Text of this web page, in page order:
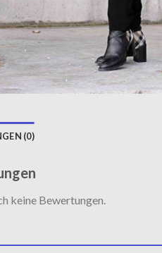
(0)
keine Bewertungen.